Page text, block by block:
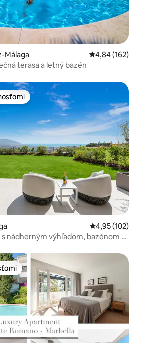
Málaga Priemerné
4,84 (162)
terasa a letný bazén
hosťami
Priemerné
4,95 (102)
nádherným výhľadom, bazénom a